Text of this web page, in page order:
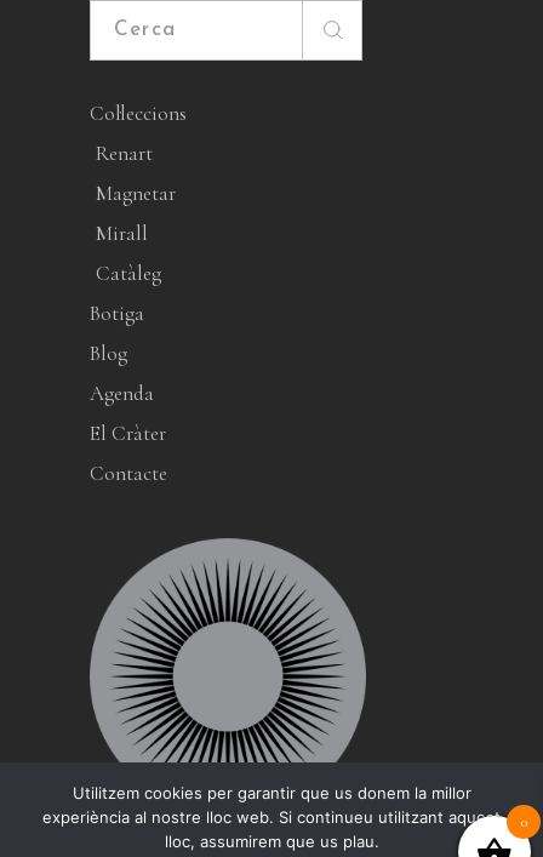
Cerca
Col·leccions
Renart
Magnetar
Mirall
Catàleg
Botiga
Blog
Agenda
El Cràter
Contacte
0
Utilitzem cookies per garantir que us donem la millor
experiència al nostre lloc web. Si continueu utilitzant aquest
lloc, assumirem que us plau.